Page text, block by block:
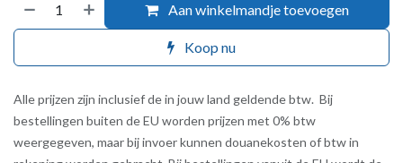
Aan winkelmandje toevoegen
Koop nu
Alle prijzen zijn inclusief de in jouw land geldende btw. Bij
bestellingen buiten de EU worden prijzen met 0% btw
weergegeven, maar bij invoer kunnen douanekosten of btw in